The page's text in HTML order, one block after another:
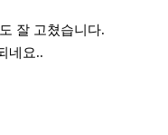
잘 고쳤습니다.
네요..